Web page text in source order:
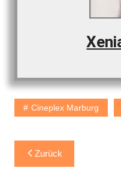
Cineplex Marburg
Zurück